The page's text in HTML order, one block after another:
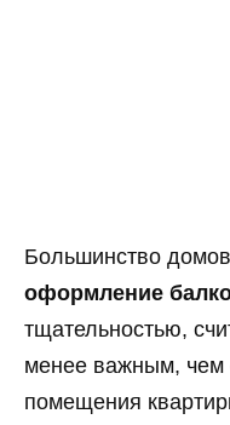
Большинство
оформление
тщательностью,
менее важным, чем
помещения